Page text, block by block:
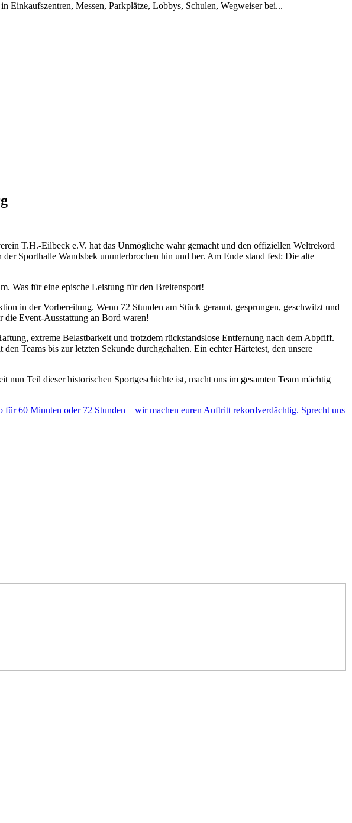
Messen, Parkplätze, Lobbys, Schulen, Wegweiser bei...
T.H.-Eilbeck e.V. hat das Unmögliche wahr gemacht und den offiziellen Weltrekord
Sporthalle Wandsbek ununterbrochen hin und her. Am Ende stand fest: Die alte
Was für eine epische Leistung für den Breitensport!
in der Vorbereitung. Wenn 72 Stunden am Stück gerannt, gesprungen, geschwitzt und
die Event-Ausstattung an Bord waren!
extreme Belastbarkeit und trotzdem rückstandslose Entfernung nach dem Abpfiff.
Teams bis zur letzten Sekunde durchgehalten. Ein echter Härtetest, den unsere
Teil dieser historischen Sportgeschichte ist, macht uns im gesamten Team mächtig
60 Minuten oder 72 Stunden – wir machen euren Auftritt rekordverdächtig. Sprecht uns